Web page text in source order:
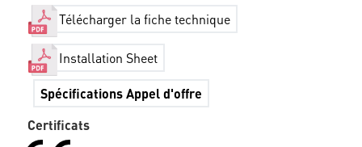
Télécharger la fiche technique
Installation Sheet
Spécifications Appel d'offre
Certificats